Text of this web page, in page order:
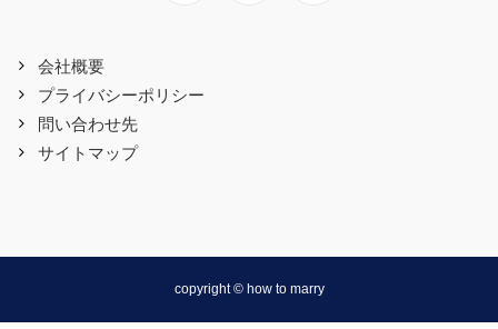
会社概要
プライバシーポリシー
問い合わせ先
サイトマップ
copyright © how to marry